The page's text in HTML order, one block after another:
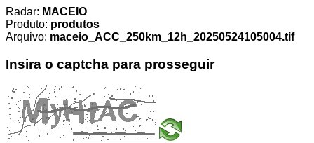
Radar: MACEIO
Produto: produtos
Arquivo: maceio_ACC_250km_12h_20250524105004.tif
Insira o captcha para prosseguir